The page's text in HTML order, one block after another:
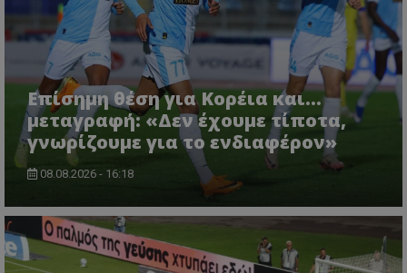
Επίσημη θέση για Κορέια και...
μεταγραφή: «Δεν έχουμε τίποτα,
γνωρίζουμε για το ενδιαφέρον»
08.08.2026 - 16:18